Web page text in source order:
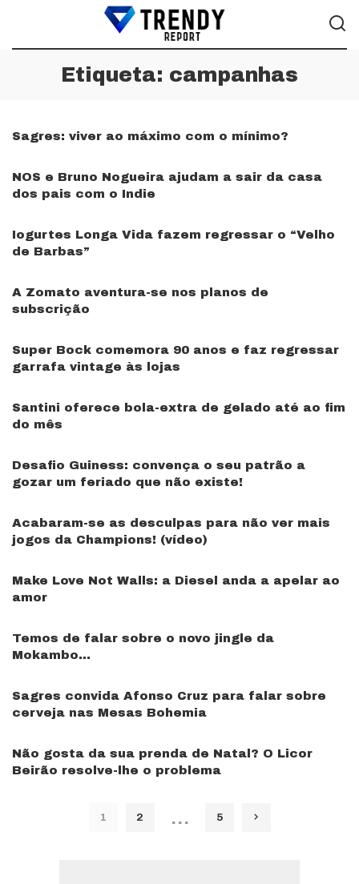
Etiqueta: campanhas
Sagres: viver ao máximo com o mínimo?
NOS e Bruno Nogueira ajudam a sair da casa
dos pais com o Indie
Iogurtes Longa Vida fazem regressar o “Velho
de Barbas”
A Zomato aventura-se nos planos de
subscrição
Super Bock comemora 90 anos e faz regressar
garrafa vintage às lojas
Santini oferece bola-extra de gelado até ao fim
do mês
Desafio Guiness: convença o seu patrão a
gozar um feriado que não existe!
Acabaram-se as desculpas para não ver mais
jogos da Champions! (vídeo)
Make Love Not Walls: a Diesel anda a apelar ao
amor
Temos de falar sobre o novo jingle da
Mokambo…
Sagres convida Afonso Cruz para falar sobre
cerveja nas Mesas Bohemia
Não gosta da sua prenda de Natal? O Licor
Beirão resolve-lhe o problema
1 2 … 5